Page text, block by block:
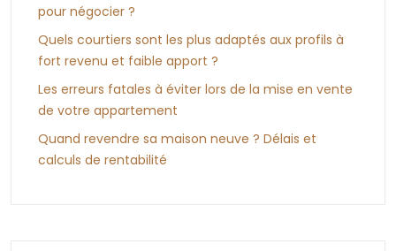
pour négocier ?
Quels courtiers sont les plus adaptés aux profils à
fort revenu et faible apport ?
Les erreurs fatales à éviter lors de la mise en vente
de votre appartement
Quand revendre sa maison neuve ? Délais et
calculs de rentabilité